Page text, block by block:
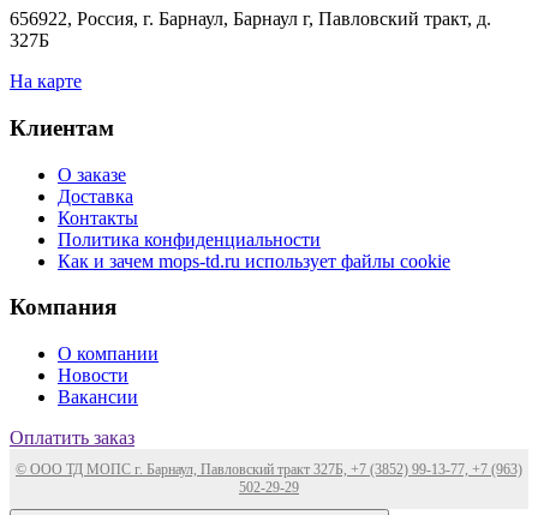
656922, Россия, г. Барнаул, Барнаул г, Павловский тракт, д.
327Б
На карте
Клиентам
О заказе
Доставка
Контакты
Политика конфиденциальности
Как и зачем mops-td.ru использует файлы cookie
Компания
О компании
Новости
Вакансии
Оплатить заказ
© ООО ТД МОПС г. Барнаул, Павловский тракт 327Б, +7 (3852) 99-13-77, +7 (963)
502-29-29